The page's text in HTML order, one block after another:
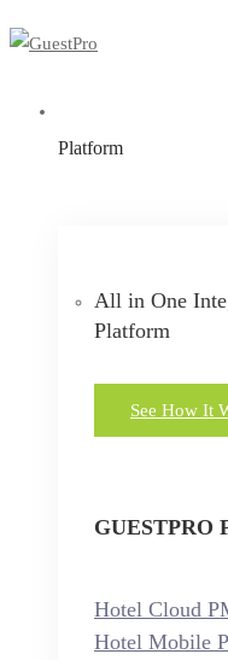
Platform
All in One
Platform
See How It
GUESTPRO
Hotel Cloud
Hotel Mobile